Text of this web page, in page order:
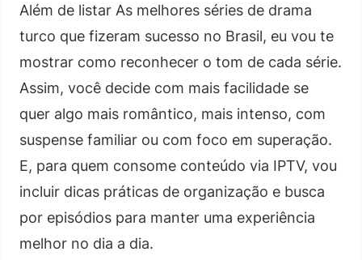
Além de listar As melhores séries de drama
turco que fizeram sucesso no Brasil, eu vou te
mostrar como reconhecer o tom de cada série.
Assim, você decide com mais facilidade se
quer algo mais romântico, mais intenso, com
suspense familiar ou com foco em superação.
E, para quem consome conteúdo via IPTV, vou
incluir dicas práticas de organização e busca
por episódios para manter uma experiência
melhor no dia a dia.